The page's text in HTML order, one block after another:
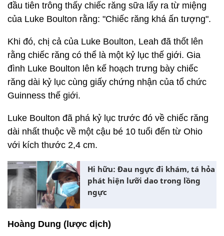
đầu tiên trông thấy chiếc răng sữa lấy ra từ miệng
của Luke Boulton rằng: "Chiếc răng khá ấn tượng".
Khi đó, chị cả của Luke Boulton, Leah đã thốt lên
rằng chiếc răng có thể là một kỷ lục thế giới. Gia
đình Luke Boulton lên kế hoạch trưng bày chiếc
răng dài kỷ lục cùng giấy chứng nhận của tổ chức
Guinness thế giới.
Luke Boulton đã phá kỷ lục trước đó về chiếc răng
dài nhất thuộc về một cậu bé 10 tuổi đến từ Ohio
với kích thước 2,4 cm.
Hi hữu: Đau ngực đi khám, tá hỏa
phát hiện lưỡi dao trong lồng
ngực
Hoàng Dung (lược dịch)